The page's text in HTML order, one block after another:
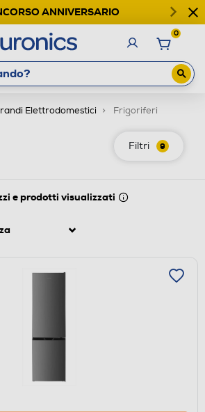
ANNIVERSARIO
0
Elettrodomestici Frigoriferi
Filtri 9
e prodotti visualizzati